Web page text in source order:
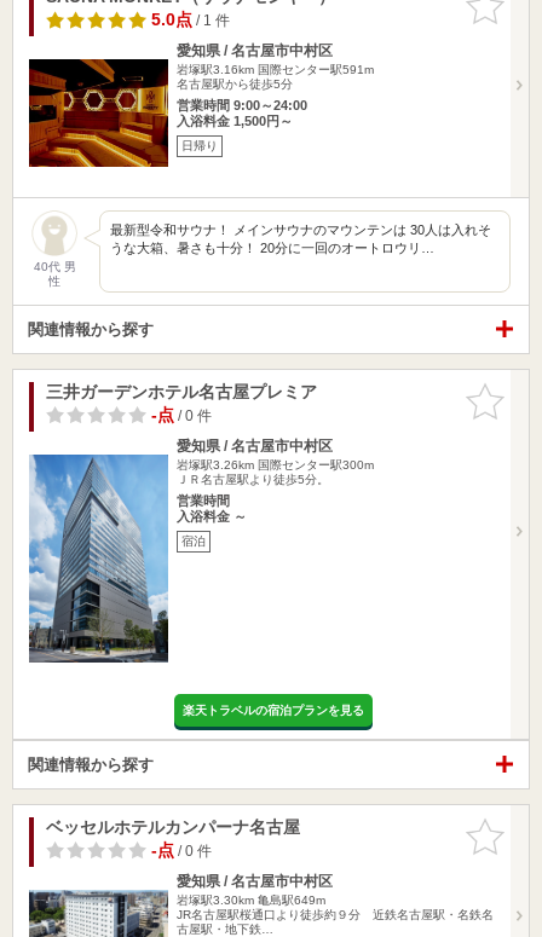
りに追加
5.0点/ 1 件
愛知県 / 名古屋市中村区
岩塚駅3.16km 国際センター駅591m
名古屋駅から徒歩5分
営業時間 9:00～24:00
入浴料金 1,500円～
日帰り
40代 男
性
最新型令和サウナ！ メインサウナのマウンテンは 30人は入れそ
うな大箱、暑さも十分！ 20分に一回のオートロウリ…
関連情報から探す
お気に入
りに追加
三井ガーデンホテル名古屋プレミア
-点/ 0 件
愛知県 / 名古屋市中村区
岩塚駅3.26km 国際センター駅300m
ＪＲ名古屋駅より徒歩5分。
営業時間
入浴料金 ～
宿泊
楽天トラベルの宿泊プランを見る
関連情報から探す
お気に入
りに追加
ベッセルホテルカンパーナ名古屋
-点/ 0 件
愛知県 / 名古屋市中村区
岩塚駅3.30km 亀島駅649m
JR名古屋駅桜通口より徒歩約９分 近鉄名古屋駅・名鉄名
古屋駅・地下鉄…